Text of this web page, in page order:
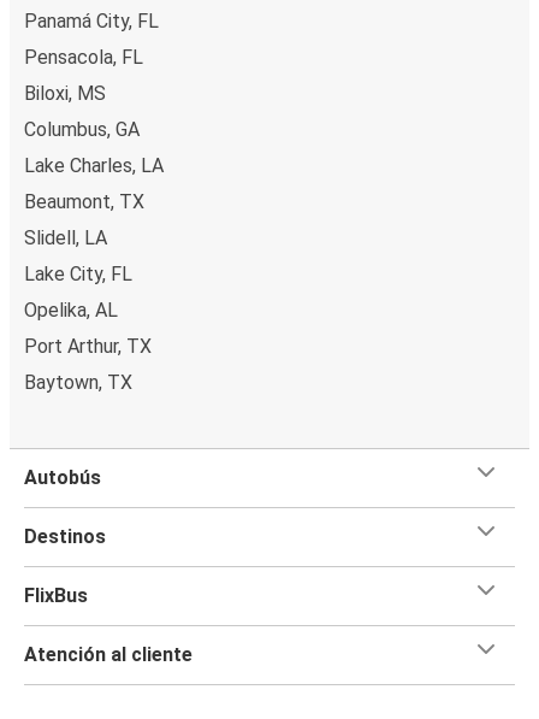
Panamá City, FL
Pensacola, FL
Biloxi, MS
Columbus, GA
Lake Charles, LA
Beaumont, TX
Slidell, LA
Lake City, FL
Opelika, AL
Port Arthur, TX
Baytown, TX
Autobús
Destinos
FlixBus
Atención al cliente